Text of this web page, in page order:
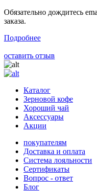
Обязательно дождитесь
заказа.
Подробнее
оставить отзыв
Каталог
Зерновой кофе
Хороший чай
Аксессуары
Акции
покупателям
Доставка и оплата
Система лояльности
Сертификаты
Вопрос - ответ
Блог